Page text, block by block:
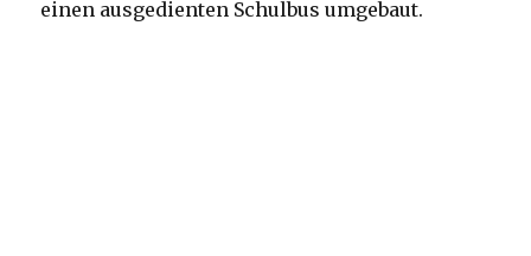
einen ausgedienten Schulbus umgebaut.